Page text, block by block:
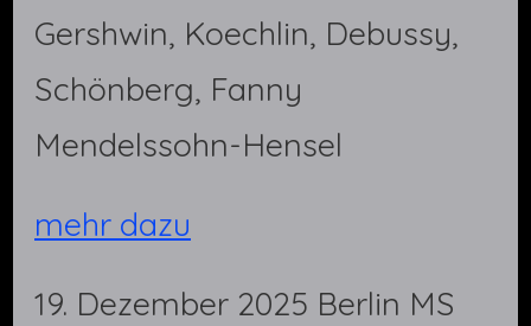
Gershwin, Koechlin, Debussy,
Schönberg, Fanny
Mendelssohn-Hensel
mehr dazu
19. Dezember 2025 Berlin MS